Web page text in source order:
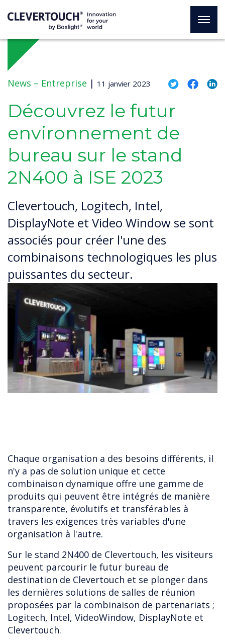
News – Entreprise | 11 janvier 2023
Découvrez le futur
environnement de
bureau sur le stand
2N400 à ISE 2023
Clevertouch, Logitech, Intel,
DisplayNote et Video Window se sont
associés pour créer l'une des
combinaisons technologiques les plus
puissantes du secteur.
Chaque organisation a des besoins différents, il
n'y a pas de solution unique et cette
combinaison dynamique offre une gamme de
produits qui peuvent être intégrés de manière
transparente, évolutifs et transférables à
travers les exigences très variables d'une
organisation à l'autre.
Sur le stand 2N400 de Clevertouch, les visiteurs
peuvent parcourir le futur bureau de
destination de Clevertouch et se plonger dans
les dernières solutions de salles de réunion
proposées par la combinaison de partenariats ;
Logitech, Intel, VideoWindow, DisplayNote et
Clevertouch.